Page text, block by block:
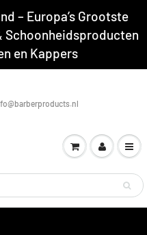
– Europa’s Grootste
Schoonheidsproducten
en Kappers